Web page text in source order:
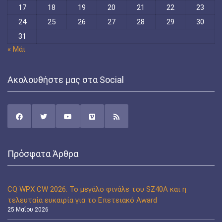
17
18 19 20 21 22
23
24
25 26 27 28 29
30
31
« Μάι
Ακολουθήστε μας στα Social
Πρόσφατα Άρθρα
CQ WPX CW 2026: Το μεγάλο φινάλε του SZ40A και η
τελευταία ευκαιρία για το Επετειακό Award
25 Μαΐου 2026